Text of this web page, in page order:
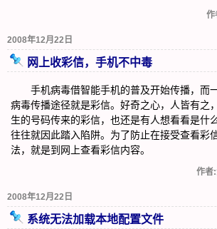
作
2008年12月22日
网上收彩信，手机不中毒
手机病毒借智能手机的普及开始传播，而
病毒传播途径就是彩信。好奇之心，人皆有之
生的号码传来的彩信，也还是有人想看看是什
往往就因此踏入陷阱。为了防止在接受查看彩
法，就是到网上查看彩信内容。
作者
2008年12月22日
系统无法加载本地配置文件